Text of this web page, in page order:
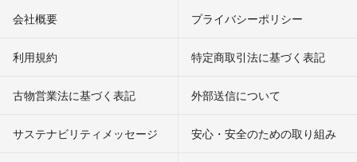
会社概要 プライバシーポリシー
利用規約 特定商取引法に基づく表記
古物営業法に基づく表記 外部送信について
サステナビリティメッセージ 安心・安全のための取り組み